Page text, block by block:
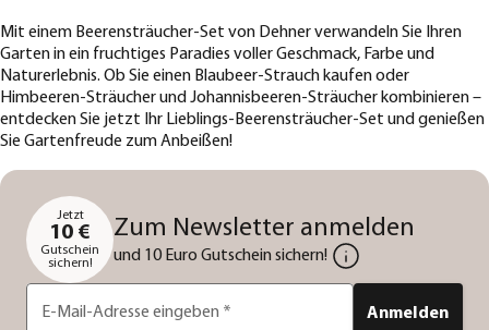
Mit einem Beerensträucher-Set von Dehner verwandeln Sie Ihren
Garten in ein fruchtiges Paradies voller Geschmack, Farbe und
Naturerlebnis. Ob Sie einen Blaubeer-Strauch kaufen oder
Himbeeren-Sträucher und Johannisbeeren-Sträucher kombinieren –
entdecken Sie jetzt Ihr Lieblings-Beerensträucher-Set und genießen
Sie Gartenfreude zum Anbeißen!
Jetzt
10 €
Gutschein
sichern!
Zum Newsletter anmelden
und 10 Euro Gutschein sichern!
E-Mail-Adresse eingeben * Anmelden